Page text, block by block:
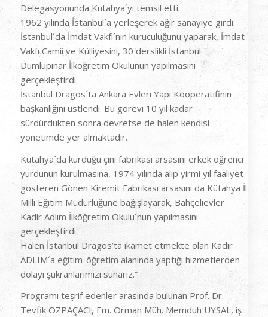
Delegasyonunda Kütahya´yı temsil etti.
1962 yılında İstanbul´a yerleşerek ağır sanayiye girdi.
İstanbul´da İmdat Vakfı´nın kuruculuğunu yaparak, İmdat
Vakfı Camii ve Külliyesini, 30 derslikli İstanbul
Dumlupınar İlköğretim Okulunun yapılmasını
gerçekleştirdi.
İstanbul Dragos´ta Ankara Evleri Yapı Kooperatifinin
başkanlığını üstlendi. Bu görevi 10 yıl kadar
sürdürdükten sonra devretse de halen kendisi
yönetimde yer almaktadır.
Kütahya´da kurduğu çini fabrikası arsasını erkek öğrenci
yurdunun kurulmasına, 1974 yılında alıp yirmi yıl faaliyet
gösteren Gönen Kiremit Fabrikası arsasını da Kütahya İl
Milli Eğitim Müdürlüğüne bağışlayarak, Bahçelievler
Kadir Adlım İlköğretim Okulu´nun yapılmasını
gerçekleştirdi.
Halen İstanbul Dragos’ta ikamet etmekte olan Kadir
ADLIM´a eğitim-öğretim alanında yaptığı hizmetlerden
dolayı şükranlarımızı sunarız.”
Programı teşrif edenler arasında bulunan Prof. Dr.
Tevfik ÖZPAÇACI, Em. Orman Müh. Memduh UYSAL, iş